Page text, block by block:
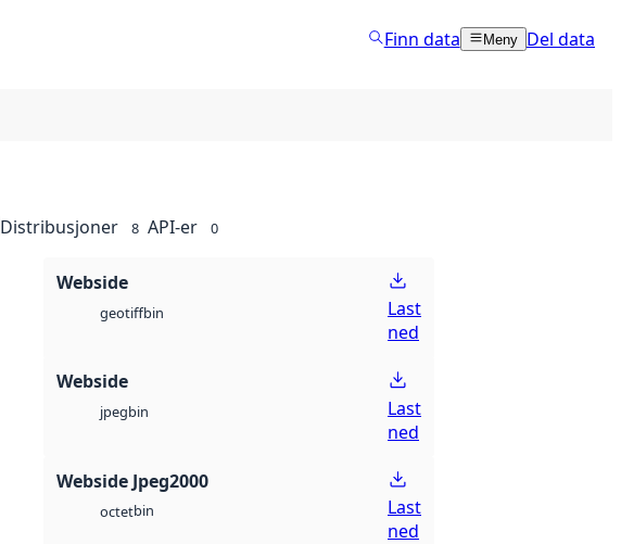
Finn data Meny Del data
Distribusjoner 8 API-er 0
Webside
geotiffbin
Last
ned
Webside
jpegbin
Last
ned
Webside Jpeg2000
octetbin
Last
ned